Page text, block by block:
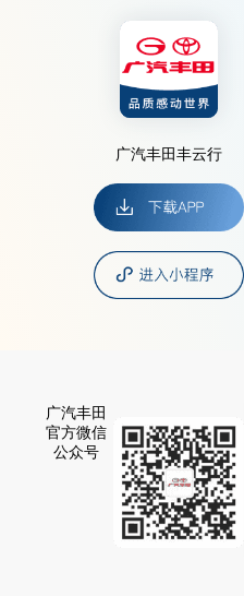
广汽丰田丰云行
广汽丰田
官方微信
公众号